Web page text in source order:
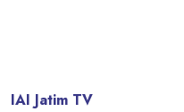
IAI Jatim TV